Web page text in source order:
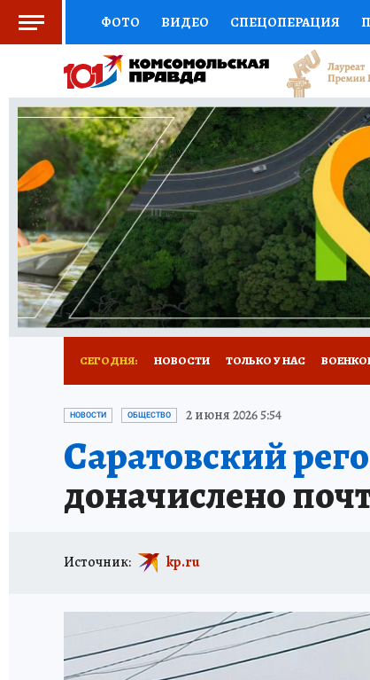
ФОТО ВИДЕО СПЕЦОПЕРАЦИЯ
СОЦПОДДЕРЖКА НАУКА СПОРТ
ВЫБОР ЭКСПЕРТОВ ДОКТОР
КНИЖНАЯ ПОЛКА ПРОГНОЗЫ НА
ПРЕСС-ЦЕНТР НЕДВИЖИМОСТЬ
РАДИО КП РЕКЛАМА ТЕСТЫ
СЕГОДНЯ: НОВОСТИ ТОЛЬКО У НАС
ИСПЫТАНО НА СЕБЕ
НОВОСТИ ОБЩЕСТВО 2 июня 2026 5:54
Саратовский
доначислено
Источник: kp.ru